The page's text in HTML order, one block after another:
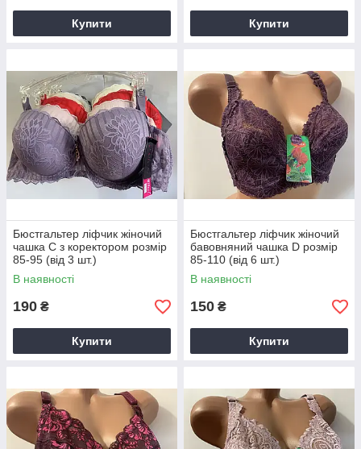
Купити Купити
Бюстгальтер ліфчик жіночий
чашка C з коректором розмір
85-95 (від 3 шт.)
В наявності
190 ₴
Купити
Бюстгальтер ліфчик жіночий
бавовняний чашка D розмір
85-110 (від 6 шт.)
В наявності
150 ₴
Купити